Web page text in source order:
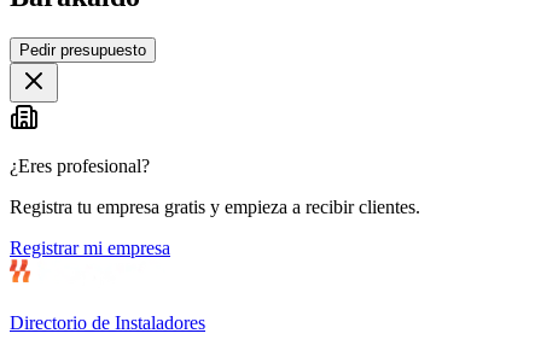
+
−
Pedir presupuesto
¿Eres profesional?
Registra tu empresa gratis y empieza a recibir clientes.
Registrar mi empresa
Directorio de Instaladores